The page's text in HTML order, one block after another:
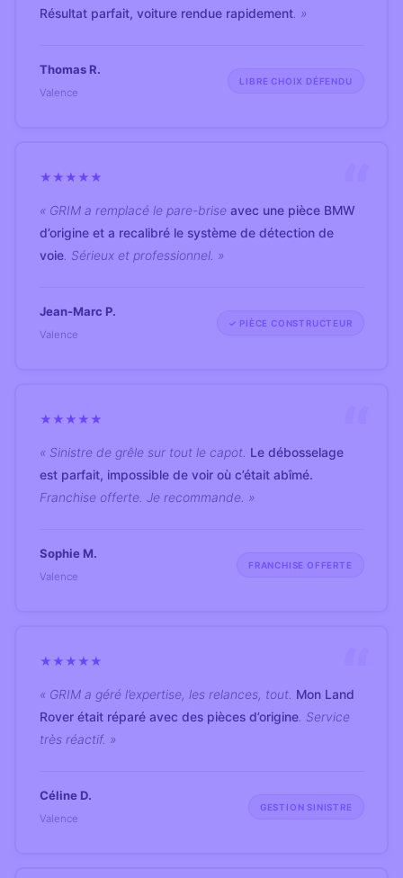
Résultat parfait, voiture rendue rapidement. »
Thomas R.
Valence
LIBRE CHOIX DÉFENDU
★ ★ ★ ★ ★
« GRIM a remplacé le pare-brise avec une pièce BMW
d’origine et a recalibré le système de détection de
voie. Sérieux et professionnel. »
Jean-Marc P.
Valence
✓ PIÈCE CONSTRUCTEUR
★ ★ ★ ★ ★
« Sinistre de grêle sur tout le capot. Le débosselage
est parfait, impossible de voir où c’était abîmé.
Franchise offerte. Je recommande. »
Sophie M.
Valence
FRANCHISE OFFERTE
★ ★ ★ ★ ★
« GRIM a géré l’expertise, les relances, tout. Mon Land
Rover était réparé avec des pièces d’origine. Service
très réactif. »
Céline D.
Valence
GESTION SINISTRE